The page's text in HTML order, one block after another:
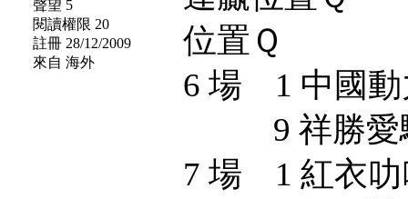
聲望 5
閱讀權限 20
註冊 28/12/2009
來自 海外
位置Ｑ
6 場 1 中國動
9 祥勝愛
7 場 1 紅衣叻